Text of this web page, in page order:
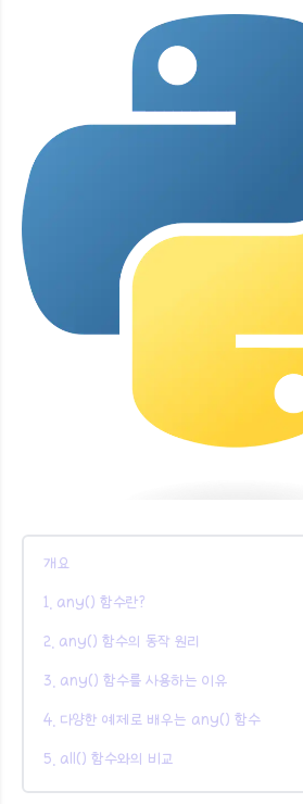
개요
1. any() 함수란?
2. any() 함수의 동작 원리
3. any() 함수를 사용하는 이유
4. 다양한 예제로 배우는 any() 함수
5. all() 함수와의 비교